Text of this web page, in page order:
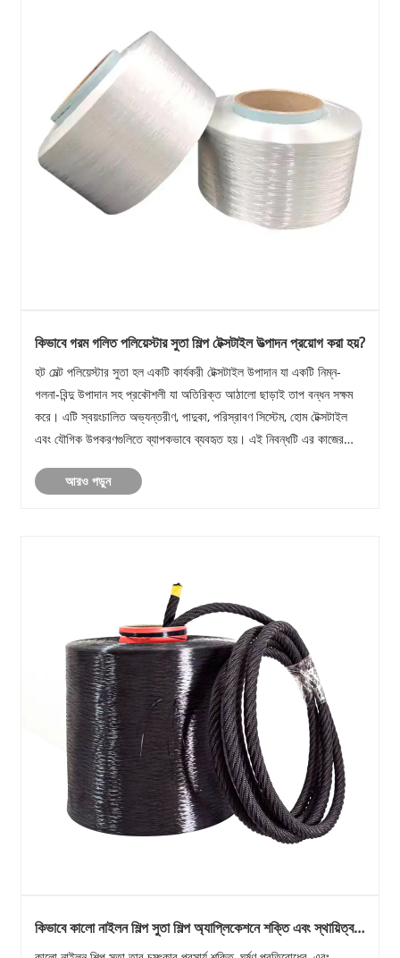
কিভাবে গরম গলিত পলিয়েস্টার সুতা শিল্প টেক্সটাইল উত্পাদন প্রয়োগ করা হয়?
হট মেল্ট পলিয়েস্টার সুতা হল একটি কার্যকরী টেক্সটাইল উপাদান যা একটি নিম্ন-
গলনা-বিন্দু উপাদান সহ প্রকৌশলী যা অতিরিক্ত আঠালো ছাড়াই তাপ বন্ধন সক্ষম
করে। এটি স্বয়ংচালিত অভ্যন্তরীণ, পাদুকা, পরিস্রাবণ সিস্টেম, হোম টেক্সটাইল
এবং যৌগিক উপকরণগুলিতে ব্যাপকভাবে ব্যবহৃত হয়। এই নিবন্ধটি এর কাজের
আরও পড়ুন
কিভাবে কালো নাইলন শিল্প সুতা শিল্প অ্যাপ্লিকেশনে শক্তি এবং স্থায়িত্ব